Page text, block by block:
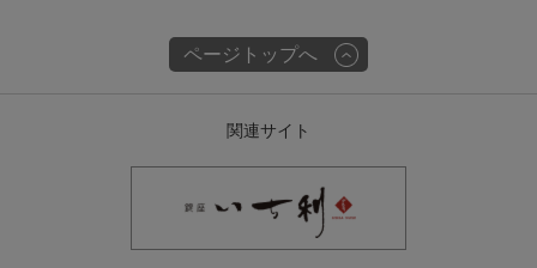
ページトップへ
関連サイト